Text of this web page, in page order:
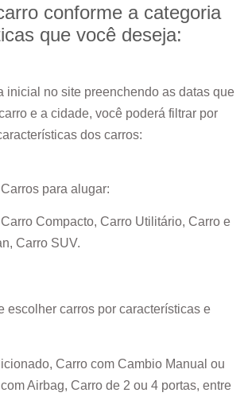
conforme a categoria
que você deseja:
inicial no site preenchendo as datas que
e a cidade, você poderá filtrar por
dos carros:
para alugar:
Compacto, Carro Utilitário, Carro e
Carro SUV.
escolher carros por características e
Carro com Cambio Manual ou
Airbag, Carro de 2 ou 4 portas, entre